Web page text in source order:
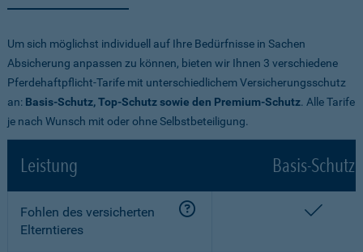
Um sich möglichst individuell auf Ihre Bedürfnisse in Sachen
Absicherung anpassen zu können, bieten wir Ihnen 3 verschiedene
Pferdehaftpflicht-Tarife mit unterschiedlichem Versicherungsschutz
an: Basis-Schutz, Top-Schutz sowie den Premium-Schutz. Alle Tarife
je nach Wunsch mit oder ohne Selbstbeteiligung.
Leistung Basis-Schutz
Fohlen des versicherten
Elterntieres